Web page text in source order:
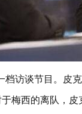
访谈节目。皮
梅西的离队，